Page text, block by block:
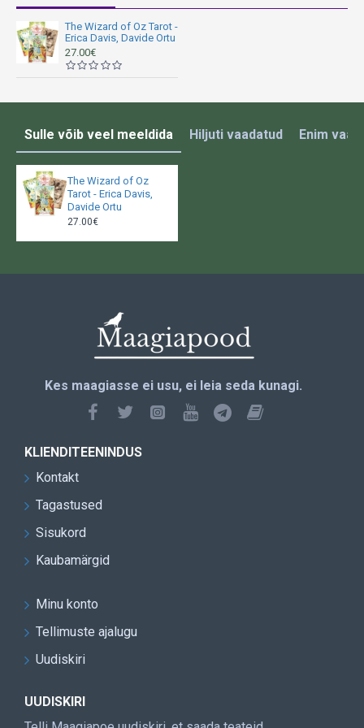
The Wizard of Oz Tarot -
Erica Davis, Davide Ortu
27.00€
Sulle võib veel meeldida Hiljuti vaadatud Enim
The Wizard of Oz
Tarot - Erica Davis,
Davide Ortu
27.00€
Kes maagiasse ei usu, ei leia seda kunagi.
KLIENDITEENINDUS
Kontakt
Tagastused
Sisukord
Kaubamärgid
Minu konto
Tellimuste ajalugu
Uudiskiri
UUDISKIRI